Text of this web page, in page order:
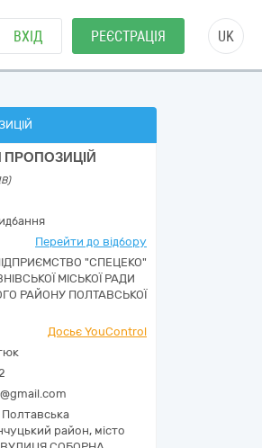
ВХІД РЕЄСТРАЦІЯ UK
ПРОПОЗИЦІЙ
Перейти до відбору
"СПЕЦЕКО"
МІСЬКОЇ РАДИ
РАЙОНУ ПОЛТАВСЬКОЇ
Досьє YouControl
Полтавська
район, місто